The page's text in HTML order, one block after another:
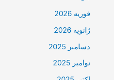
فوریه 2026
ژانویه 2026
دسامبر 2025
نوامبر 2025